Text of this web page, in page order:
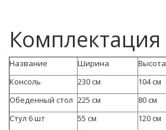
Комплектация
Название Ширина Высота
Консоль
230 см 104 см
Обеденный стол 225 см 80 см
Стул 6 шт
55 см 120 см